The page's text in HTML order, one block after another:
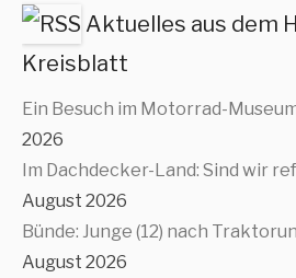
Aktuelles aus dem
Kreisblatt
Ein Besuch im Motorrad-
2026
Im Dachdecker-Land: Sind wir
August 2026
Bünde: Junge (12) nach
August 2026